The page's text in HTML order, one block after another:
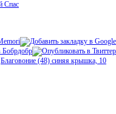
Благовоние (48) синяя крышка, 10